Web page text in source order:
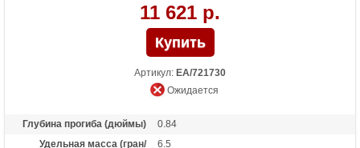
11 621 р.
Артикул: EA/721730
Ожидается
Глубина прогиба (дюймы)
0.84
Удельная масса (гран/
6.5